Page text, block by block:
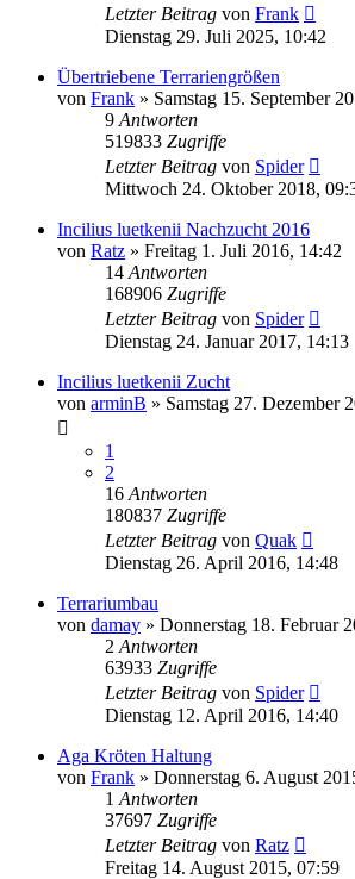
Letzter Beitrag von Frank
Dienstag 29. Juli 2025, 10:42
Übertriebene Terrariengrößen
von Frank » Samstag 15. September
9 Antworten
519833 Zugriffe
Letzter Beitrag von Spider
Mittwoch 24. Oktober 2018,
Incilius luetkenii Nachzucht 2016
von Ratz » Freitag 1. Juli 2016, 14:42
14 Antworten
168906 Zugriffe
Letzter Beitrag von Spider
Dienstag 24. Januar 2017, 14:13
Incilius luetkenii Zucht
von arminB » Samstag 27. Dezember
1
2
16 Antworten
180837 Zugriffe
Letzter Beitrag von Quak
Dienstag 26. April 2016, 14:48
Terrariumbau
von damay » Donnerstag 18. Februar
2 Antworten
63933 Zugriffe
Letzter Beitrag von Spider
Dienstag 12. April 2016, 14:40
Aga Kröten Haltung
von Frank » Donnerstag 6. August
1 Antworten
37697 Zugriffe
Letzter Beitrag von Ratz
Freitag 14. August 2015, 07:59